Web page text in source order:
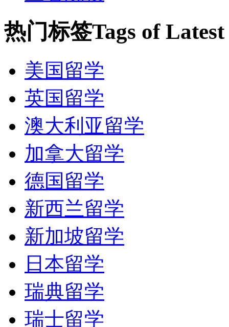
热门标签Tags of Latest
美国留学
英国留学
澳大利亚留学
加拿大留学
德国留学
新西兰留学
新加坡留学
日本留学
瑞典留学
瑞士留学